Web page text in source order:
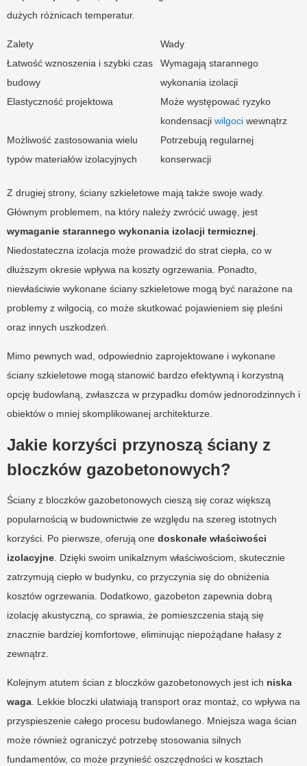
dużych różnicach temperatur.
Zalety
Wady
Łatwość wznoszenia i szybki czas
budowy
Wymagają starannego
wykonania izolacji
Elastyczność projektowa
Może występować ryzyko
kondensacji wilgoci wewnątrz
Możliwość zastosowania wielu
typów materiałów izolacyjnych
Potrzebują regularnej
konserwacji
Z drugiej strony, ściany szkieletowe mają także swoje wady.
Głównym problemem, na który należy zwrócić uwagę, jest
wymaganie starannego wykonania izolacji termicznej.
Niedostateczna izolacja może prowadzić do strat ciepła, co w
dłuższym okresie wpływa na koszty ogrzewania. Ponadto,
niewłaściwie wykonane ściany szkieletowe mogą być narażone na
problemy z wilgocią, co może skutkować pojawieniem się pleśni
oraz innych uszkodzeń.
Mimo pewnych wad, odpowiednio zaprojektowane i wykonane
ściany szkieletowe mogą stanowić bardzo efektywną i korzystną
opcję budowlaną, zwłaszcza w przypadku domów jednorodzinnych i
obiektów o mniej skomplikowanej architekturze.
Jakie korzyści przynoszą ściany z
bloczków gazobetonowych?
Ściany z bloczków gazobetonowych cieszą się coraz większą
popularnością w budownictwie ze względu na szereg istotnych
korzyści. Po pierwsze, oferują one doskonałe właściwości
izolacyjne. Dzięki swoim unikalznym właściwościom, skutecznie
zatrzymują ciepło w budynku, co przyczynia się do obniżenia
kosztów ogrzewania. Dodatkowo, gazobeton zapewnia dobrą
izolację akustyczną, co sprawia, że pomieszczenia stają się
znacznie bardziej komfortowe, eliminując niepożądane hałasy z
zewnątrz.
Kolejnym atutem ścian z bloczków gazobetonowych jest ich niska
waga. Lekkie bloczki ułatwiają transport oraz montaż, co wpływa na
przyspieszenie całego procesu budowlanego. Mniejsza waga ścian
może również ograniczyć potrzebę stosowania silnych
fundamentów, co może przynieść oszczędności w kosztach